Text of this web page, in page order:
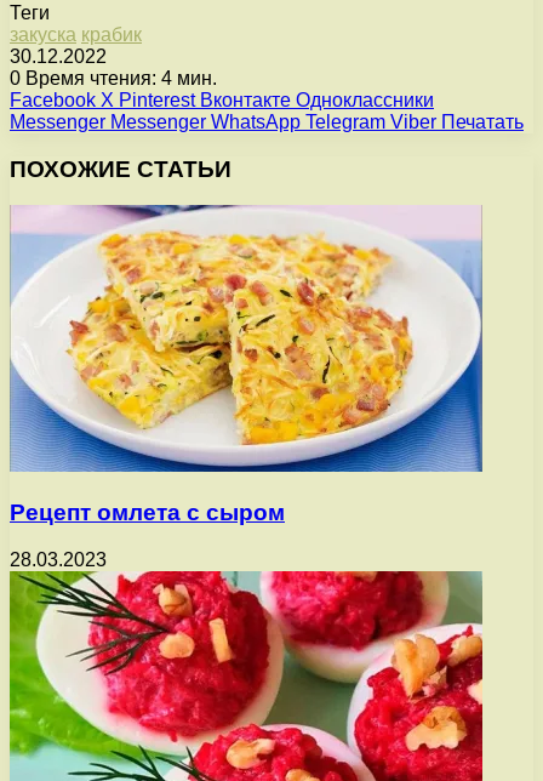
Теги
закуска крабик
30.12.2022
0 Время чтения: 4 мин.
Facebook X Pinterest Вконтакте Одноклассники
Messenger Messenger WhatsApp Telegram Viber Печатать
ПОХОЖИЕ СТАТЬИ
Рецепт омлета с сыром
28.03.2023